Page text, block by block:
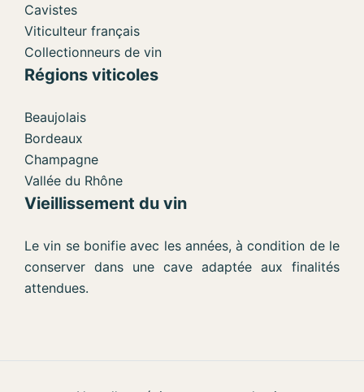
Cavistes
Viticulteur français
Collectionneurs de vin
Régions viticoles
Beaujolais
Bordeaux
Champagne
Vallée du Rhône
Vieillissement du vin
Le vin se bonifie avec les années, à condition de le
conserver dans une cave adaptée aux finalités
attendues.